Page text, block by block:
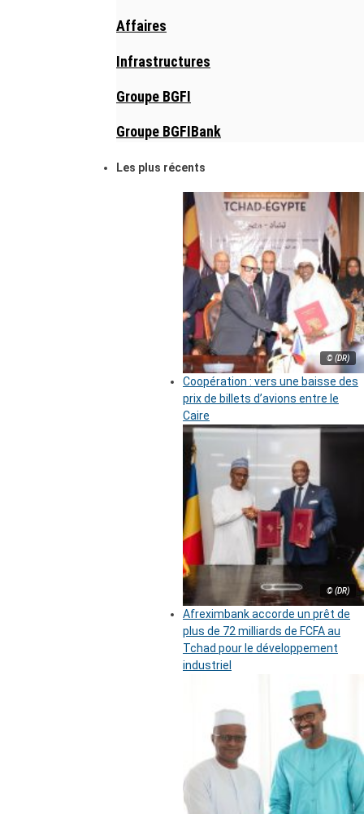
Affaires
Infrastructures
Groupe BGFI
Groupe BGFIBank
Les plus récents
© (DR)
Coopération : vers une baisse des
prix de billets d’avions entre le
Caire
© (DR)
Afreximbank accorde un prêt de
plus de 72 milliards de FCFA au
Tchad pour le développement
industriel